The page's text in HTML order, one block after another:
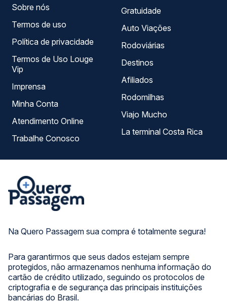
Na Quero Passagem sua compra é totalmente segura!
Para garantirmos que seus dados estejam sempre
protegidos, não armazenamos nenhuma informação do
cartão de crédito utilizado, seguindo os protocolos de
criptografia e de segurança das principais instituições
bancárias do Brasil.
Sobre nós
Termos de uso
Política de privacidade
Termos de Uso Louge
Vip
Imprensa
Minha Conta
Atendimento Online
Trabalhe Conosco
Gratuidade
Auto Viações
Rodoviárias
Destinos
Afiliados
Rodomilhas
Viajo Mucho
La terminal Costa Rica